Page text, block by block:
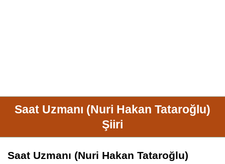
Saat Uzmanı (Nuri Hakan Tataroğlu)
Şiiri
Saat Uzmanı (Nuri Hakan Tataroğlu)